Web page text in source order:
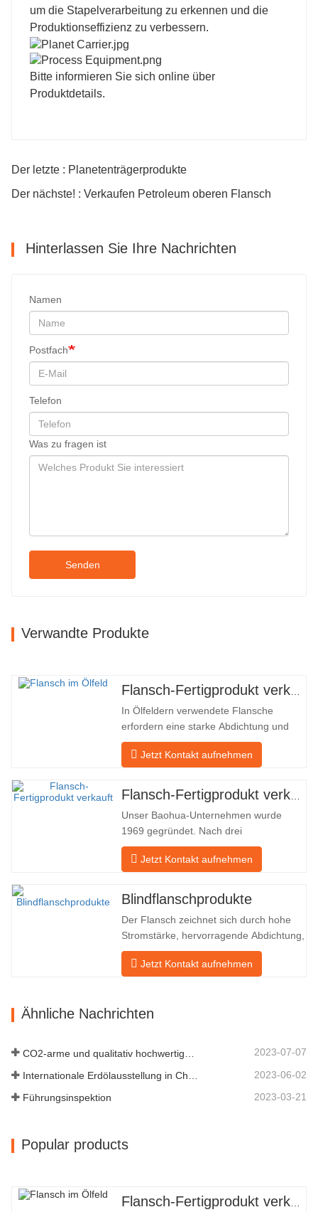
um die Stapelverarbeitung zu erkennen und die
Produktionseffizienz zu verbessern.
Bitte informieren Sie sich online über
Produktdetails.
Der letzte : Planetenträgerprodukte
Der nächste! : Verkaufen Petroleum oberen Flansch
Hinterlassen Sie Ihre Nachrichten
Namen
Postfach
Telefon
Was zu fragen ist
Senden
Verwandte Produkte
Flansch-Fertigprodukt verkauft
In Ölfeldern verwendete Flansche
erfordern eine starke Abdichtung und
hohe Qualität. Unser Unternehmen in
Baohua verarbeitet seit vielen Jahren
indirekt ins Ausland – nach Deutschland
und Russland. Da die inländische
Industrie nicht ideal ist, möchten wir…
Jetzt Kontakt aufnehmen
Flansch-Fertigprodukt verkauft
Unser Baohua-Unternehmen wurde
1969 gegründet. Nach drei
Generationen harter Arbeit umfasst es
nun eine Fläche von 50.000 ㎡ und
25.000 ㎡. Es gibt 260 Mitarbeiter und
46 Ingenieure. Die jährliche Produktion
von Schmiedestücken beträgt 30.000
Tonnen. Hauptsächlich…
Jetzt Kontakt aufnehmen
Blindflanschprodukte
Der Flansch zeichnet sich durch hohe
Stromstärke, hervorragende Abdichtung,
praktische Wartung, robuste
Anpassungsfähigkeit und
Faktor im Rohrleitungssystem macht.
Jetzt Kontakt aufnehmen
Ähnliche Nachrichten
2023-07-07
2023-06-02
Führungsinspektion 2023-03-21
Popular products
Flansch-Fertigprodukt verkauft